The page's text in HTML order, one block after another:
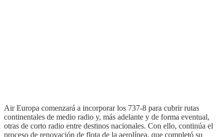
Air Europa comenzará a incorporar los 737-8 para cubrir rutas
continentales de medio radio y, más adelante y de forma eventual,
otras de corto radio entre destinos nacionales. Con ello, continúa el
proceso de renovación de flota de la aerolínea, que completó su